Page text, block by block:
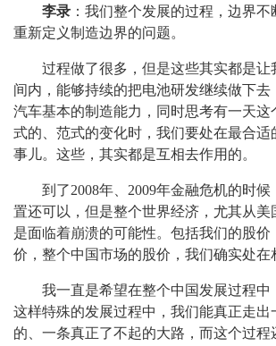
李录 ：我们整个发展的过程，边界
重新定义制造边界的问题。
过程做了很多，但是这些其实都是让
间内，能够持续的把电池研发继续做下去
汽车基本的制造能力，同时思考有一天这
式的、范式的变化时，我们要处在最合适
事儿。这些，其实都是互相去作用的。
到了2008年、2009年金融危机的时
置还可以，但是整个世界经济，尤其从美
是面临着崩溃的可能性。包括我们的股价
价，整个中国市场的股价，我们确实处在
我一直是希望在整个中国发展过程中
这样特殊的发展过程中，我们能真正走出
的、一条真正了不起的大路，而这个过程